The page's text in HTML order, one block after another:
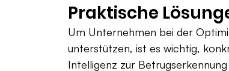
Praktische
Um Unternehmen bei der
unterstützen, ist es wichtig,
Intelligenz zur